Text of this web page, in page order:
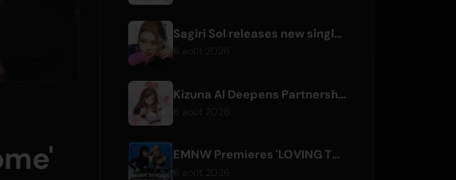
Sagiri Sol releases new single 'next to your love' after hiatus
6 août 2026
Kizuna AI Deepens Partnership with Asobisystem Ahead of 10th Anniversary World Tour
EMNW Premieres 'LOVING TO GET US BY' Music Video on August 7
6 août 2026